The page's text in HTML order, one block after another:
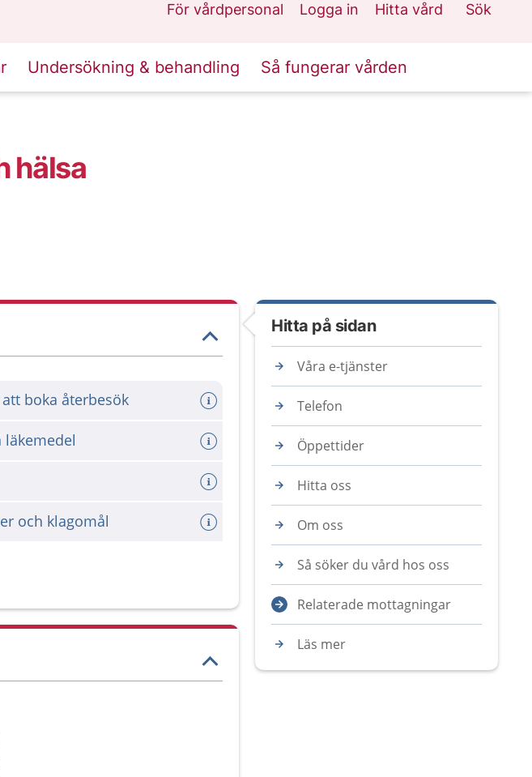
För vårdpersonal
Logga in
Hitta vård
Sök
Undersökning & behandling Så fungerar vården
hälsa
boka återbesök
läkemedel
och klagomål
Hitta på sidan
Våra e-tjänster
Telefon
Öppettider
Hitta oss
Om oss
Så söker du vård hos oss
Relaterade mottagningar
Läs mer